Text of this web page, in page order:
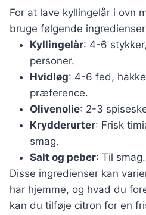
For at lave kyllingelår i ovn
bruge følgende
Kyllingelår: 4-6
personer.
Hvidløg: 4-6 fed,
præference.
Olivenolie: 2-3
Krydderurter: Frisk
smag.
Salt og peber: Til smag.
Disse ingredienser kan
har hjemme, og hvad du
kan du tilføje citron for en